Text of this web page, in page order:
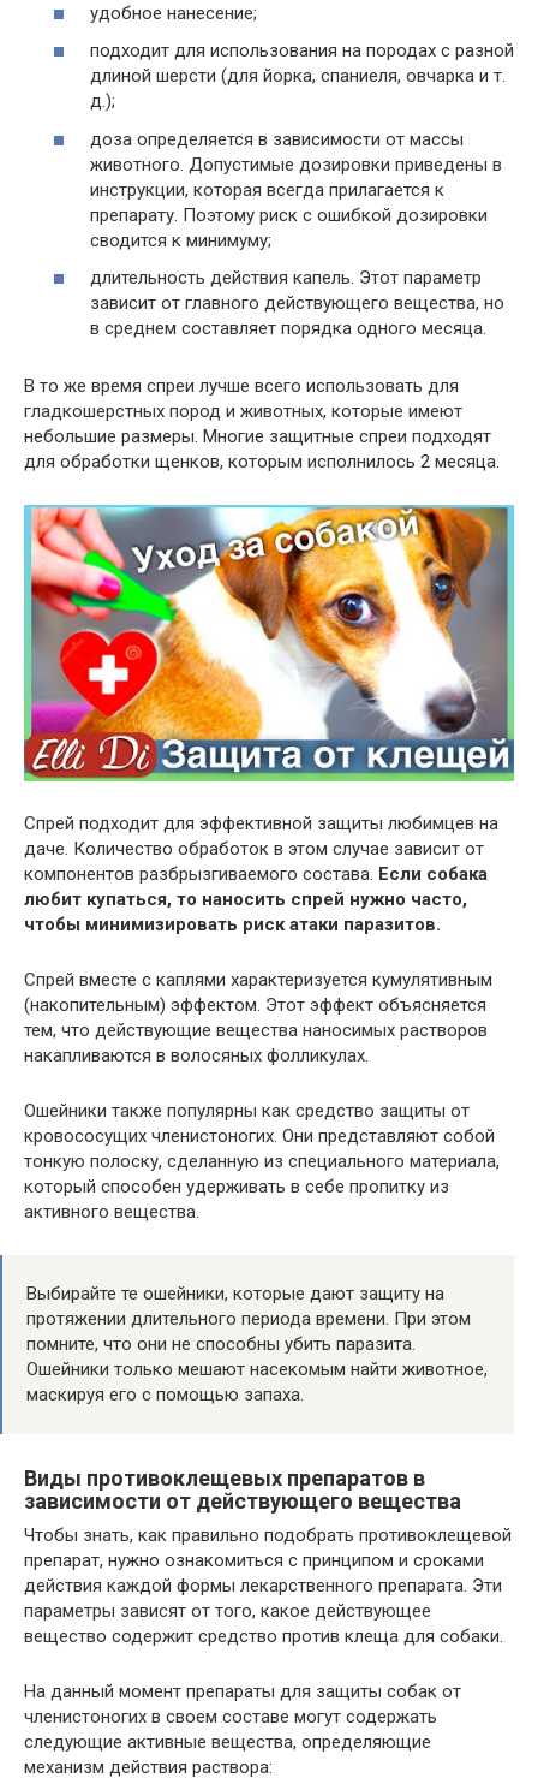
удобное нанесение;
подходит для использования на породах с разной
длиной шерсти (для йорка, спаниеля, овчарка и т.
д.);
доза определяется в зависимости от массы
животного. Допустимые дозировки приведены в
инструкции, которая всегда прилагается к
препарату. Поэтому риск с ошибкой дозировки
сводится к минимуму;
длительность действия капель. Этот параметр
зависит от главного действующего вещества, но
в среднем составляет порядка одного месяца.
В то же время спреи лучше всего использовать для
гладкошерстных пород и животных, которые имеют
небольшие размеры. Многие защитные спреи подходят
для обработки щенков, которым исполнилось 2 месяца.
Спрей подходит для эффективной защиты любимцев на
даче. Количество обработок в этом случае зависит от
компонентов разбрызгиваемого состава. Если собака
любит купаться, то наносить спрей нужно часто,
чтобы минимизировать риск атаки паразитов.
Спрей вместе с каплями характеризуется кумулятивным
(накопительным) эффектом. Этот эффект объясняется
тем, что действующие вещества наносимых растворов
накапливаются в волосяных фолликулах.
Ошейники также популярны как средство защиты от
кровососущих членистоногих. Они представляют собой
тонкую полоску, сделанную из специального материала,
который способен удерживать в себе пропитку из
активного вещества.
Выбирайте те ошейники, которые дают защиту на
протяжении длительного периода времени. При этом
помните, что они не способны убить паразита.
Ошейники только мешают насекомым найти животное,
маскируя его с помощью запаха.
Виды противоклещевых препаратов в
зависимости от действующего вещества
Чтобы знать, как правильно подобрать противоклещевой
препарат, нужно ознакомиться с принципом и сроками
действия каждой формы лекарственного препарата. Эти
параметры зависят от того, какое действующее
вещество содержит средство против клеща для собаки.
На данный момент препараты для защиты собак от
членистоногих в своем составе могут содержать
следующие активные вещества, определяющие
механизм действия раствора: